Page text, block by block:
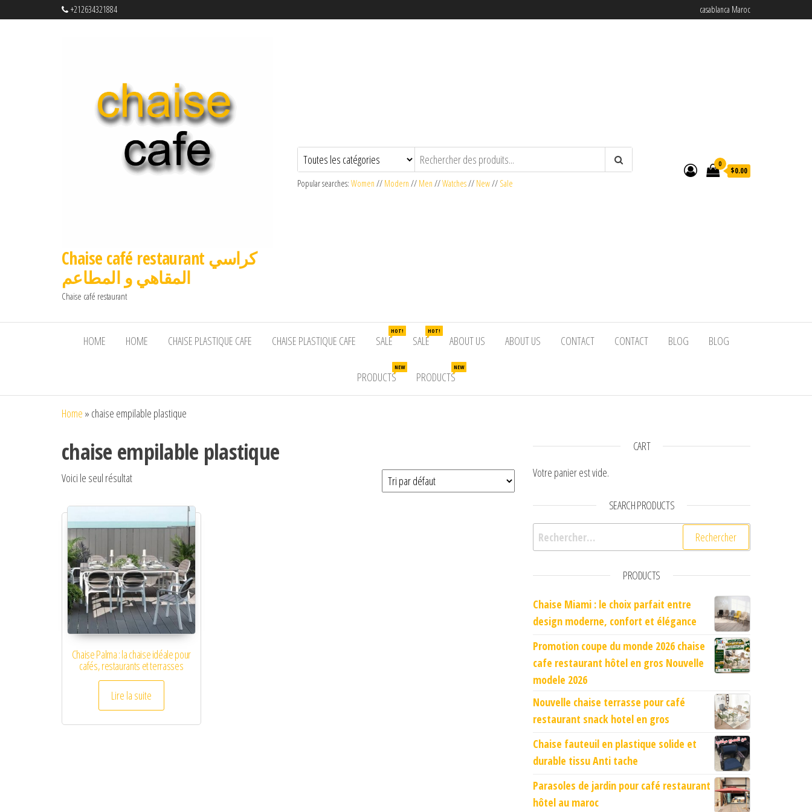
+212634321884 casablanca Maroc
Chaise café restaurant كراسي
المقاهي و المطاعم
Chaise café restaurant
Popular searches: Women // Modern // Men //Watches// New// Sale
0
$0.00
HOME HOME CHAISE PLASTIQUE CAFE CHAISE PLASTIQUE CAFE SALE
HOT!
SALE
HOT!
ABOUT US ABOUT US CONTACT CONTACT BLOG BLOG
PRODUCTS
NEW
PRODUCTS
NEW
Home » chaise empilable plastique
chaise empilable plastique
Voici le seul résultat
Chaise Palma : la chaise idéale pour
cafés, restaurants et terrasses
Lire la suite
CART
Votre panier est vide.
SEARCH PRODUCTS
Rechercher :
PRODUCTS
Chaise Miami : le choix parfait entre
design moderne, confort et élégance
Promotion coupe du monde 2026 chaise
cafe restaurant hôtel en gros Nouvelle
modele 2026
Nouvelle chaise terrasse pour café
restaurant snack hotel en gros
Chaise fauteuil en plastique solide et
durable tissu Anti tache
Parasoles de jardin pour café restaurant
hôtel au maroc